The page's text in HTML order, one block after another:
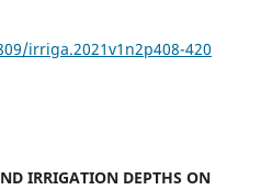
irriga.2021v1n2p408-420
IRRIGATION DEPTHS ON